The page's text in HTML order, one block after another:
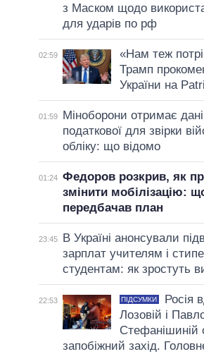
з Маском щодо
для ударів по рф
02:59
«Нам теж
Трамп
України на
01:59
Міноборони отримає дані
податкової для звірки
обліку: що відомо
01:24 Федоров розкрив, як
змінити мобілізацію:
передбачав план
23:45
В Україні анонсували
зарплат учителям і
студентам: як зростуть
22:53 ПІДСУМКИ
Росія
Лозовій і
Стефанішиній
запобіжний захід.